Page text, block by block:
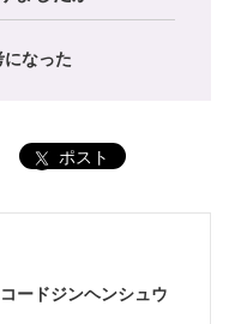
なった
ポスト
ードジンヘンシュウ